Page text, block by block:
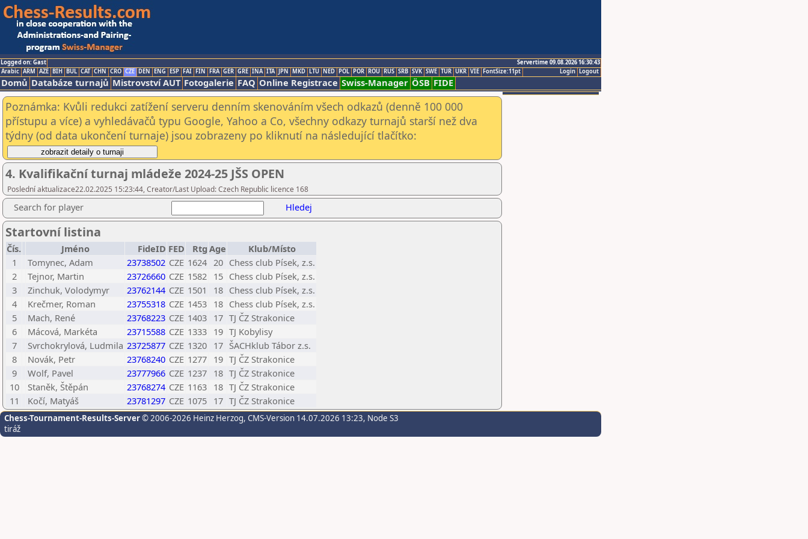
Logged on: Gast
Servertime 09.08.2026 16:30:43
Logout
Login
Arabic ARM AZE BIH BUL CAT CHN CRO CZE DEN ENG ESP FAI FIN FRA GER GRE INA ITA JPN MKD LTU NED POL POR ROU RUS SRB SVK SWE TUR UKR VIE FontSize:11pt
Domů Databáze turnajů Mistrovství AUT Fotogalerie FAQ Online Registrace Swiss-Manager ÖSB FIDE
Poznámka: Kvůli redukci zatížení serveru denním skenováním všech odkazů (denně 100 000
přístupu a více) a vyhledávačů typu Google, Yahoo a Co, všechny odkazy turnajů starší než dva
týdny (od data ukončení turnaje) jsou zobrazeny po kliknutí na následující tlačítko:
4. Kvalifikační turnaj mládeže 2024-25 JŠS OPEN
Poslední aktualizace22.02.2025 15:23:44, Creator/Last Upload: Czech Republic licence 168
Search for player Hledej
Startovní listina
Čís. Jméno FideID FED Rtg Age
Klub/Místo
1
Tomynec, Adam 23738502 CZE 1624 20 Chess club Písek, z.s.
2
Tejnor, Martin 23726660 CZE 1582 15 Chess club Písek, z.s.
3
Zinchuk, Volodymyr 23762144 CZE 1501 18 Chess club Písek, z.s.
4
Krečmer, Roman 23755318 CZE 1453 18 Chess club Písek, z.s.
5
Mach, René 23768223 CZE 1403 17 TJ ČZ Strakonice
6
Mácová, Markéta 23715588 CZE 1333 19 TJ Kobylisy
7
Svrchokrylová, Ludmila 23725877 CZE 1320 17 ŠACHklub Tábor z.s.
8
Novák, Petr 23768240 CZE 1277 19 TJ ČZ Strakonice
9
Wolf, Pavel 23777966 CZE 1237 18 TJ ČZ Strakonice
10
Staněk, Štěpán 23768274 CZE 1163 18 TJ ČZ Strakonice
11
Kočí, Matyáš 23781297 CZE 1075 17 TJ ČZ Strakonice
Chess-Tournament-Results-Server© 2006-2026 Heinz Herzog, CMS-Version 14.07.2026 13:23, Node S3
tiráž